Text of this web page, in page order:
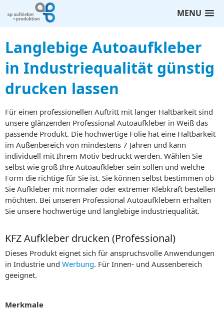
MENU
Langlebige Autoaufkleber
in Industriequalität günstig
drucken lassen
Für einen professionellen Auftritt mit langer Haltbarkeit sind
unsere glänzenden Professional Autoaufkleber in Weiß das
passende Produkt. Die hochwertige Folie hat eine Haltbarkeit
im Außenbereich von mindestens 7 Jahren und kann
individuell mit Ihrem Motiv bedruckt werden. Wählen Sie
selbst wie groß Ihre Autoaufkleber sein sollen und welche
Form die richtige für Sie ist. Sie können selbst bestimmen ob
Sie Aufkleber mit normaler oder extremer Klebkraft bestellen
möchten. Bei unseren Professional Autoaufklebern erhalten
Sie unsere hochwertige und langlebige industriequalität.
KFZ Aufkleber drucken (Professional)
Dieses Produkt eignet sich für anspruchsvolle Anwendungen
in Industrie und Werbung. Für Innen- und Aussenbereich
geeignet.
Merkmale